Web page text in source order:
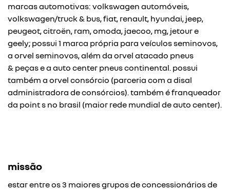
marcas automotivas: volkswagen automóveis,
volkswagen/truck & bus, fiat, renault, hyundai, jeep,
peugeot, citroën, ram, omoda, jaecoo, mg, jetour e
geely; possui 1 marca própria para veículos seminovos,
a orvel seminovos, além da orvel atacado pneus
& peças e a auto center pneus continental. possui
também a orvel consórcio (parceria com a disal
administradora de consórcios). também é franqueador
da point s no brasil (maior rede mundial de auto center).
missão
estar entre os 3 maiores grupos de concessionários de